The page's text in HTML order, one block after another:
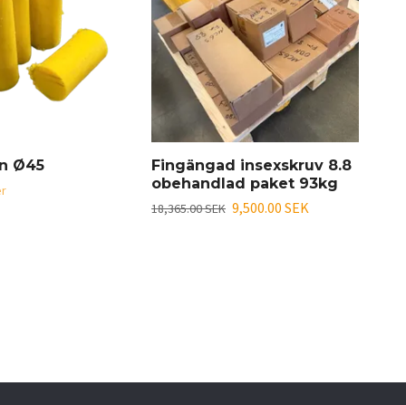
Ø45
Fingängad insexskruv 8.8
obehandlad paket 93kg
18,365.00 SEK 9,500.00 SEK